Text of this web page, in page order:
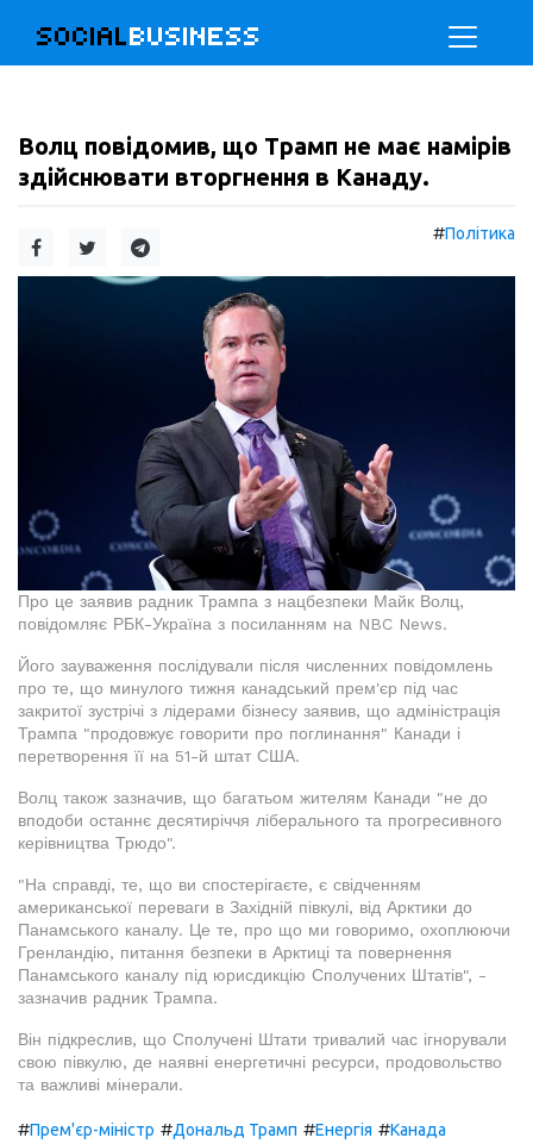
SOCIALBUSINESS
Волц повідомив, що Трамп не має намірів
здійснювати вторгнення в Канаду.
#Політика
Про це заявив радник Трампа з нацбезпеки Майк Волц,
повідомляє РБК-Україна з посиланням на NBC News.
Його зауваження послідували після численних повідомлень
про те, що минулого тижня канадський прем'єр під час
закритої зустрічі з лідерами бізнесу заявив, що адміністрація
Трампа "продовжує говорити про поглинання" Канади і
перетворення її на 51-й штат США.
Волц також зазначив, що багатьом жителям Канади "не до
вподоби останнє десятиріччя ліберального та прогресивного
керівництва Трюдо".
"На справді, те, що ви спостерігаєте, є свідченням
американської переваги в Західній півкулі, від Арктики до
Панамського каналу. Це те, про що ми говоримо, охоплюючи
Гренландію, питання безпеки в Арктиці та повернення
Панамського каналу під юрисдикцію Сполучених Штатів", -
зазначив радник Трампа.
Він підкреслив, що Сполучені Штати тривалий час ігнорували
свою півкулю, де наявні енергетичні ресурси, продовольство
та важливі мінерали.
#Прем'єр-міністр #Дональд Трамп #Енергія #Канада